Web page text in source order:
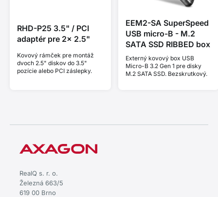
RHD-P25 3.5" / PCI
adaptér pre 2x 2.5"
Kovový rámček pre montáž
dvoch 2.5" diskov do 3.5"
pozície alebo PCI záslepky.
EEM2-SA SuperSpeed
USB micro-B - M.2
SATA SSD RIBBED box
Externý kovový box USB
Micro-B 3.2 Gen 1 pre disky
M.2 SATA SSD. Bezskrutkový.
RealQ s. r. o.
Železná 663/5
619 00 Brno